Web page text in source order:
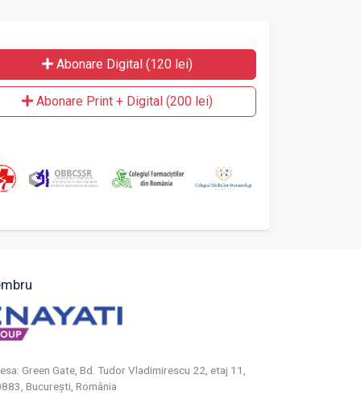
Abonare Digital (120 lei)
Abonare Print + Digital (200 lei)
Green Gate, Bd. Tudor Vladimirescu 22, etaj 11,
Bucureşti, România